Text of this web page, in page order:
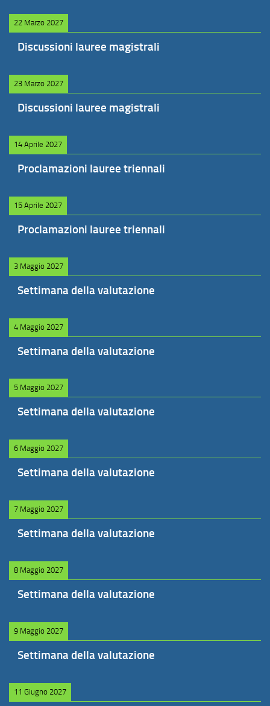
22 Marzo 2027
Discussioni lauree magistrali
23 Marzo 2027
Discussioni lauree magistrali
14 Aprile 2027
Proclamazioni lauree triennali
15 Aprile 2027
Proclamazioni lauree triennali
3 Maggio 2027
Settimana della valutazione
4 Maggio 2027
Settimana della valutazione
5 Maggio 2027
Settimana della valutazione
6 Maggio 2027
Settimana della valutazione
7 Maggio 2027
Settimana della valutazione
8 Maggio 2027
Settimana della valutazione
9 Maggio 2027
Settimana della valutazione
11 Giugno 2027